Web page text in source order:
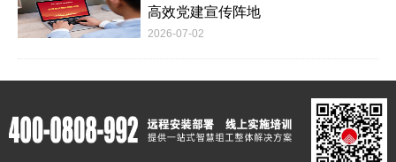
高效党建宣传阵地
2026-07-02